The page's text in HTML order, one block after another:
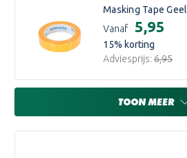
Masking Tape Geel
Vanaf
€5,95
15% korting
Adviesprijs: €6,95
TOON MEER